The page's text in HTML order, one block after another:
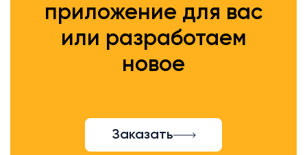
приложение для вас
или разработаем
новое
Заказать